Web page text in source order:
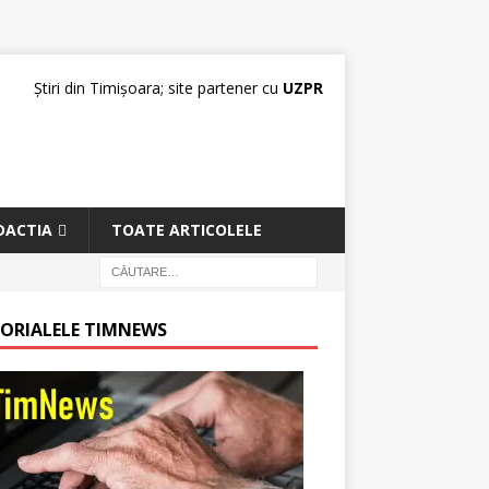
Știri din Timișoara; site partener cu UZPR
TOATE ARTICOLELE
TIMNEWS